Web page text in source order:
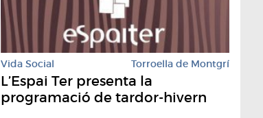
Vida Social Torroella de Montgrí
L’Espai Ter presenta la
programació de tardor-hivern